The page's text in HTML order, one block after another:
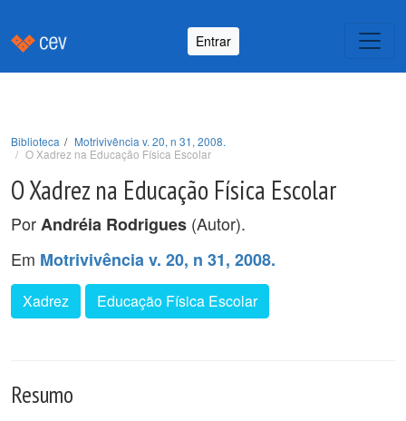
Entrar
Biblioteca
Motrivivência v. 20, n 31, 2008.
O Xadrez na Educação Física Escolar
O Xadrez na Educação Física Escolar
PorAndréia Rodrigues (Autor).
Em Motrivivência v. 20, n 31, 2008.
Xadrez Educação Física Escolar
Resumo